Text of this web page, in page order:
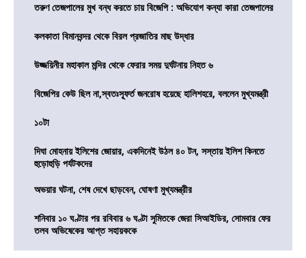
তরুণ তেজপালের মুখ বন্ধ করতে চায় বিজেপি : অভিযোগ কন্যা কারা তেজপালের
কলকাতা বিমানবন্দর থেকে বিরল প্রজাতির মাছ উদ্ধার
উজ্জয়িনীর মহাকাল মন্দির থেকে ফেরার সময় দুর্ঘটনায় নিহত ৬
বিজেপির কেউ ছিল না,স্বতঃস্ফূর্ত জনরোষ হয়েছে হালিশহরে, বললেন মুখ্যমন্ত্রী
১০টা
দিঘা মোহনায় ইলিশের জোয়ার, একদিনেই উঠল ৪০ টন, সস্তায় ইলিশ কিনতে
হুড়োহুড়ি পর্যটকদের
অভয়ার ঘটনা, শেষ দেখে ছাড়বেন, ঘোষণা মুখ্যমন্ত্রীর
শনিবার ১০ ঘণ্টার পর রবিবার ৬ ঘণ্টা সুমিতকে জেরা সিআইডির, সোমবার ফের
তলব অভিষেকের আপ্ত সহায়ককে